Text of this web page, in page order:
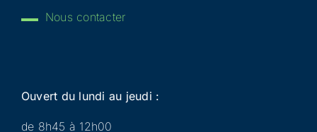
Nous contacter
Ouvert du lundi au jeudi :
de 8h45 à 12h00